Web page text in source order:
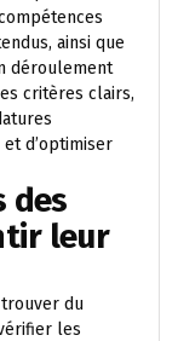
ainsi que
déroulement
critères clairs,
d’optimiser
des
leur
du
les